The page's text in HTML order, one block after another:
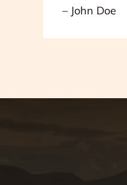
– John Doe